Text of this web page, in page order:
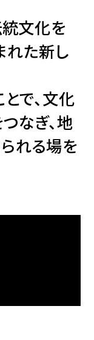
統文化を
れた新し
で、文化
なぎ、地
れる場を